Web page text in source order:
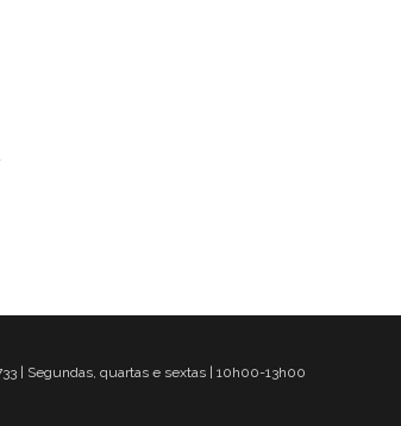
| Segundas, quartas e sextas | 10h00-13h00